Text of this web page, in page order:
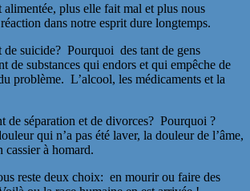
alimentée, plus elle fait mal et plus nous
dans notre esprit dure longtemps.
suicide? Pourquoi des tant de gens
de substances qui endors et qui empêche de
problème. L’alcool, les médicaments et la
de séparation et de divorces? Pourquoi ?
qui n’a pas été laver, la douleur de l’âme,
à homard.
reste deux choix: en mourir ou faire des